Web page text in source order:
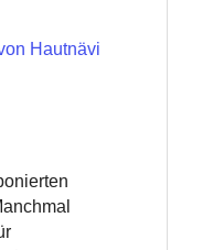
Hautnävi